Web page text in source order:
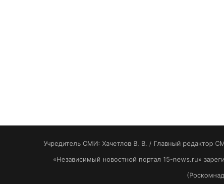
Учредитель СМИ: Хaчeтлoв B. B. / Главный редактор
«Независимый новостной портал 15-news.ru»